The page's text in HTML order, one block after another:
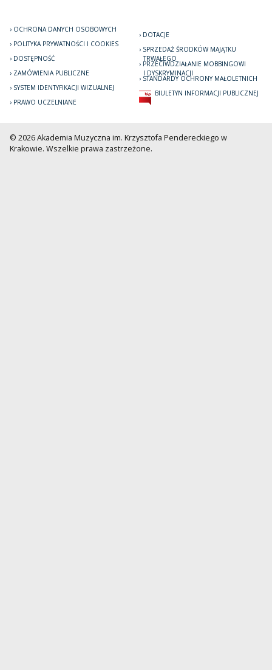
OCHRONA DANYCH OSOBOWYCH
POLITYKA PRYWATNOŚCI I COOKIES
DOSTĘPNOŚĆ
ZAMÓWIENIA PUBLICZNE
SYSTEM IDENTYFIKACJI WIZUALNEJ
PRAWO UCZELNIANE
DOTACJE
SPRZEDAŻ ŚRODKÓW MAJĄTKU
TRWAŁEGO
PRZECIWDZIAŁANIE MOBBINGOWI
I DYSKRYMINACJI
STANDARDY OCHRONY MAŁOLETNICH
BIULETYN INFORMACJI PUBLICZNEJ
© 2026 Akademia Muzyczna im. Krzysztofa Pendereckiego w
Krakowie. Wszelkie prawa zastrzeżone.